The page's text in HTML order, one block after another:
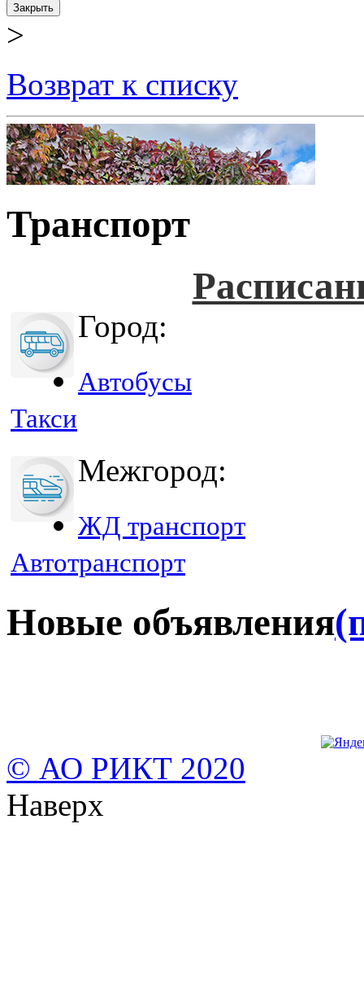
Закрыть
>
Возврат к списку
Транспорт
Город:
Автобусы
Такси
Межгород:
ЖД транспорт
Автотранспорт
Новые объявления
© АО РИКТ 2020
Наверх